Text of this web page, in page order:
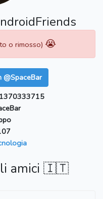
o rimosso) 😭
amici 🇮🇹